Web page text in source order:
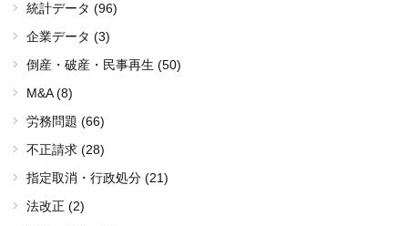
統計データ (96)
企業データ (3)
倒産・破産・民事再生 (50)
M&A (8)
労務問題 (66)
不正請求 (28)
指定取消・行政処分 (21)
法改正 (2)